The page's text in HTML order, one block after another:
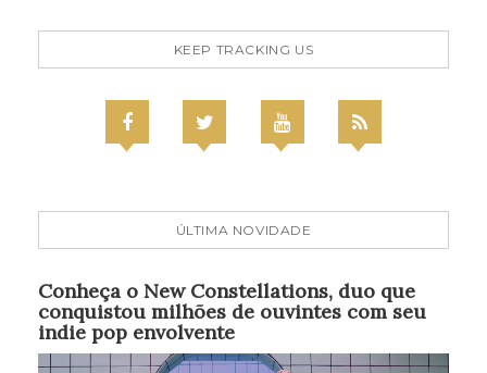
KEEP TRACKING US
ÚLTIMA NOVIDADE
Conheça o New Constellations, duo que
conquistou milhões de ouvintes com seu
indie pop envolvente